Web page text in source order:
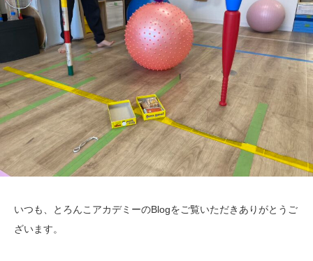
いつも、とろんこアカデミーのBlogをご覧いただきありがとうご
ざいます。